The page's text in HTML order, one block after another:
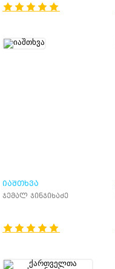
ᲘᲐᲨᲗᲮᲕᲐ
ჯემალ ჯინჯიხაძე